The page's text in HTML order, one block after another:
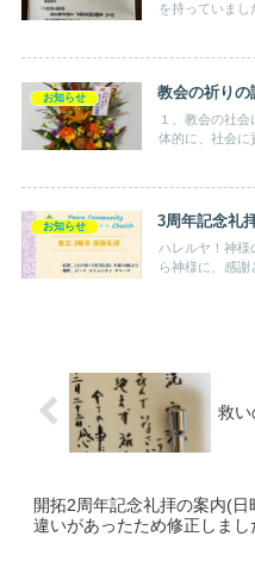
を持っていまし
お知らせ 教会の祈りの
１、教会の社
体的に、社会に
お知らせ 3周年記念礼
ハレルヤ！神
ら神様に、感謝
救い
開拓2周年記念礼拝の案内(日
違いがあったため修正しまし